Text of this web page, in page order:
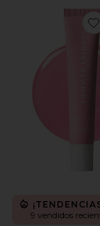
9 vendidos